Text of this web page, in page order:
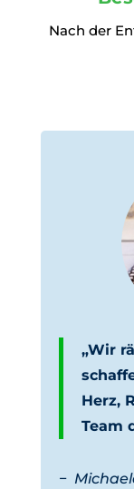
Nach der
„Wir
Herz,
Team
−